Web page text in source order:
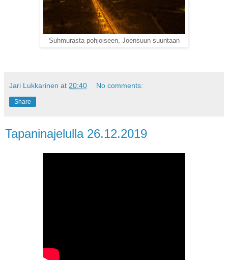
Suhmurasta pohjoiseen, Joensuun suuntaan
Jari Lukkarinen at 20:40 No comments:
Share
Tapaninajelulla 26.12.2019